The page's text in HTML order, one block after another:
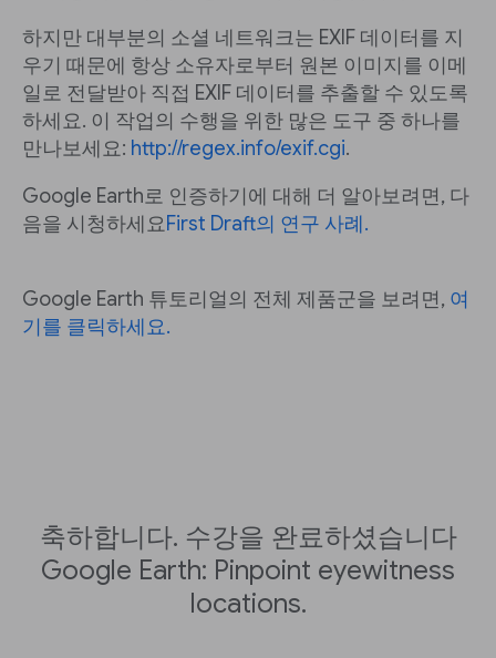
하지만 대부분의 소셜 네트워크는 EXIF 데이터를 지
우기 때문에 항상 소유자로부터 원본 이미지를 이메
일로 전달받아 직접 EXIF 데이터를 추출할 수 있도록
하세요. 이 작업의 수행을 위한 많은 도구 중 하나를
만나보세요: http://regex.info/exif.cgi.
Google Earth로 인증하기에 대해 더 알아보려면, 다
음을 시청하세요First Draft의 연구 사례.
Google Earth 튜토리얼의 전체 제품군을 보려면, 여
기를 클릭하세요.
축하합니다. 수강을 완료하셨습니다
Google Earth: Pinpoint eyewitness
locations.